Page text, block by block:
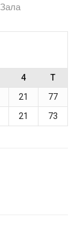
Зала
4
T
21
77
21 73